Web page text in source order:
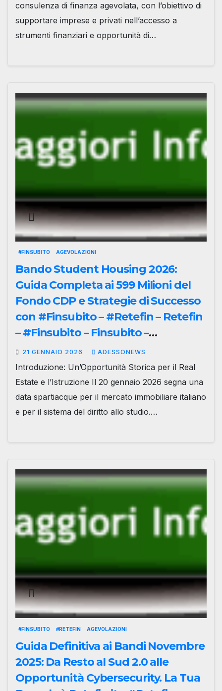
consulenza di finanza agevolata, con l’obiettivo di
supportare imprese e privati nell’accesso a
strumenti finanziari e opportunità di…
#FINSUBITO AGEVOLAZIONI
Bando Student Housing 2026:
Guida Completa ai 599 Milioni del
Fondo CDP e Strategie di Successo
con #Finsubito – #Retefin – Retefin
– #Finsubito – Finsubito –
#Adessonews – #Adessonews –
#Finsubito – Adessonews
21 GENNAIO 2026 ADESSONEWS
Introduzione: Un’Opportunità Storica per il Real
Estate e l’Istruzione Il 20 gennaio 2026 segna una
data spartiacque per il mercato immobiliare italiano
e per il sistema del diritto allo studio.…
#FINSUBITO #RETEFIN AGEVOLAZIONI
Guida Definitiva ai Bandi Novembre
2025: Da Resto al Sud 2.0 alle
Opportunità Cybersecurity. La Tua